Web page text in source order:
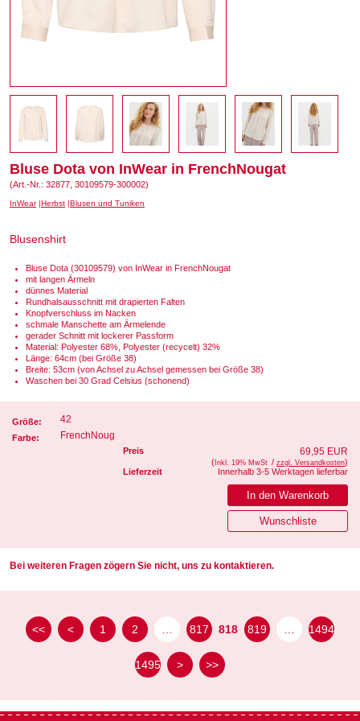
Bluse Dota von InWear in FrenchNougat
(Art.-Nr.: 32877, 30109579-300002)
InWear Herbst Blusen und Tuniken
Blusenshirt
Bluse Dota (30109579) von InWear in FrenchNougat
mit langen Ärmeln
dünnes Material
Rundhalsausschnitt mit drapierten Falten
Knopfverschluss im Nacken
schmale Manschette am Ärmelende
gerader Schnitt mit lockerer Passform
Material: Polyester 68%, Polyester (recycelt) 32%
Länge: 64cm (bei Größe 38)
Breite: 53cm (von Achsel zu Achsel gemessen bei Größe 38)
Waschen bei 30 Grad Celsius (schonend)
Größe: 42
Farbe: FrenchNoug
Preis 69,95 EUR
( Inkl. 19% MwSt / zzgl. Versandkosten)
Lieferzeit
Innerhalb 3-5 Werktagen lieferbar
Bei weiteren Fragen zögern Sie nicht, uns zu kontaktieren.
<< < 1 2 817 818 819 1494
1495 > >>